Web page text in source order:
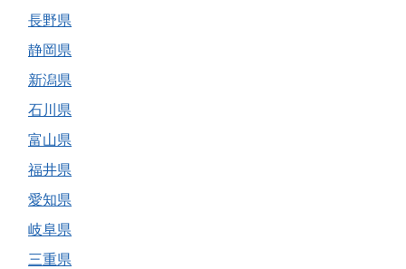
長野県
静岡県
新潟県
石川県
富山県
福井県
愛知県
岐阜県
三重県